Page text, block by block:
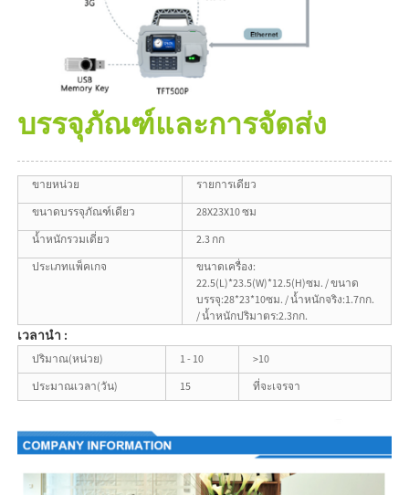
บรรจุภัณฑ์และการจัดส่ง
ขายหน่วย
รายการเดียว
ขนาดบรรจุภัณฑ์เดียว
28X23X10 ซม
น้ำหนักรวมเดี่ยว
2.3 กก
ประเภทแพ็คเกจ
ขนาดเครื่อง:
22.5(L)*23.5(W)*12.5(H)ซม. / ขนาด
บรรจุ:28*23*10ซม. / น้ำหนักจริง:1.7กก.
/ น้ำหนักปริมาตร:2.3กก.
เวลานำ :
ปริมาณ(หน่วย) 1 - 10
>10
ประมาณเวลา(วัน)
15 ที่จะเจรจา